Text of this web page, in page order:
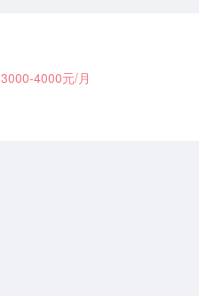
3000-4000元/月